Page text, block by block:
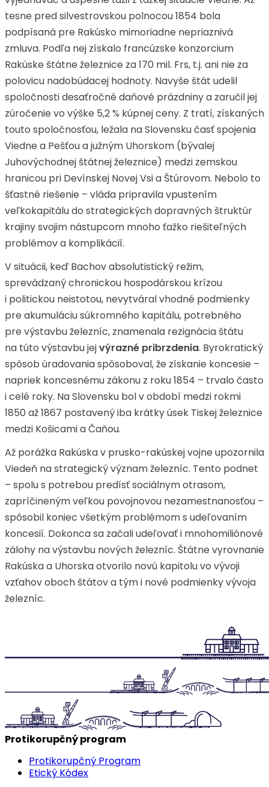
tesne pred silvestrovskou polnocou 1854 bola
podpísaná pre Rakúsko mimoriadne nepriaznivá
zmluva. Podľa nej získalo francúzske konzorcium
Rakúske štátne železnice za 170 mil. Frs, t.j. ani nie za
polovicu nadobúdacej hodnoty. Navyše štát udelil
spoločnosti desaťročné daňové prázdniny a zaručil jej
zúročenie vo výške 5,2 % kúpnej ceny. Z tratí, získaných
touto spoločnosťou, ležala na Slovensku časť spojenia
Viedne a Pešťou a južným Uhorskom (bývalej
Juhovýchodnej štátnej železnice) medzi zemskou
hranicou pri Devínskej Novej Vsi a Štúrovom. Nebolo to
šťastné riešenie – vláda pripravila vpustením
veľkokapitálu do strategických dopravných štruktúr
krajiny svojim nástupcom mnoho ťažko riešiteľných
problémov a komplikácií.
V situácii, keď Bachov absolutistický režim,
sprevádzaný chronickou hospodárskou krízou
i politickou neistotou, nevytváral vhodné podmienky
pre akumuláciu súkromného kapitálu, potrebného
pre výstavbu železníc, znamenala rezignácia štátu
na túto výstavbu jejvýrazné pribrzdenia. Byrokratický
spôsob úradovania spôsoboval, že získanie koncesie –
napriek koncesnému zákonu z roku 1854 – trvalo často
i celé roky. Na Slovensku bol v období medzi rokmi
1850 až 1867 postavený iba krátky úsek Tiskej železnice
medzi Košicami a Čaňou.
Až porážka Rakúska v prusko-rakúskej vojne upozornila
Viedeň na strategický význam železníc. Tento podnet
– spolu s potrebou predísť sociálnym otrasom,
zapríčineným veľkou povojnovou nezamestnanosťou –
spôsobil koniec všetkým problémom s udeľovaním
koncesií. Dokonca sa začali udeľovať i mnohomiliónové
zálohy na výstavbu nových železníc. Štátne vyrovnanie
Rakúska a Uhorska otvorilo novú kapitolu vo vývoji
vzťahov oboch štátov a tým i nové podmienky vývoja
železníc.
Protikorupčný program
Protikorupčný Program
Etický Kódex